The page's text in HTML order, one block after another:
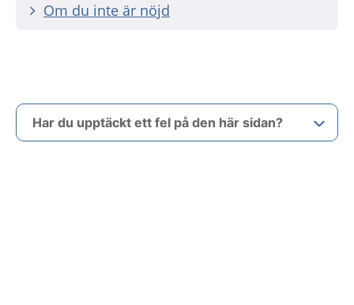
Om du inte är nöjd
Har du upptäckt ett fel på den här sidan?